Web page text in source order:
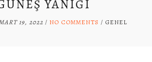
YANIĞI
19, 2022 / NO COMMENTS / GENEL